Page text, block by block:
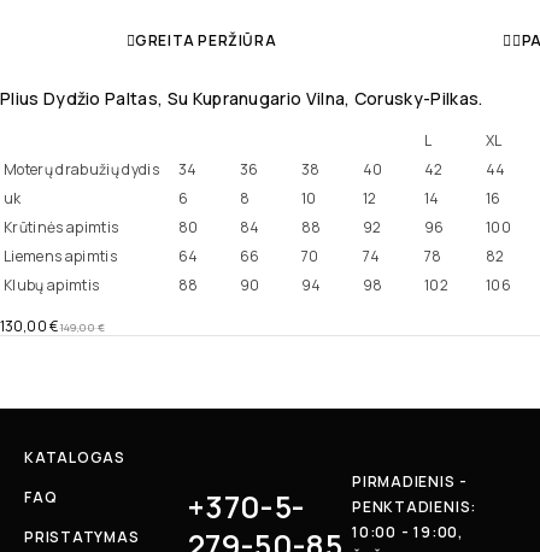
GREITA PERŽIŪRA
Plius Dydžio Paltas, Su Kupranugario Vilna, Corusky-Pilkas.
L
XL
Moterų drabužių dydis
34 36 38 40 42
44
uk
6 8 10 12 14
16
Krūtinės apimtis
80 84 88 92 96
100
Liemens apimtis
64 66 70 74 78
82
Klubų apimtis
88 90 94 98 102 106
149,00€
130,00€
KATALOGAS
FAQ
PRISTATYMAS
+370-5-
PIRMADIENIS -
PENKTADIENIS:
10:00 - 19:00,